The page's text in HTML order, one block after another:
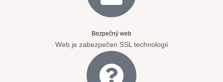
Bezpečný web
Web je zabezpečen SSL technologií